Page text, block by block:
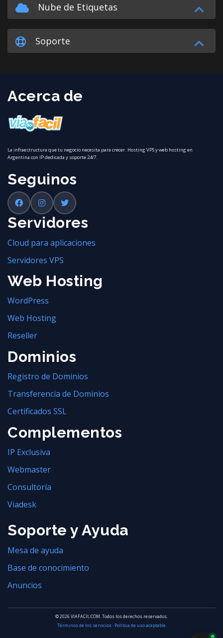
Nube de Etiquetas
Soporte
Acerca de
La infraestructura que tu negocio necesita para crecer. Hosting VPS y web hosting en
Argentina con IP dedicada y soporte 24/7.
Seguinos
Servidores
Cloud para aplicaciones
Servidores VPS
Web Hosting
WordPress
Web Hosting
Reseller
Dominios
Registro de Dominios
Transferencia de Dominios
Certificados SSL
Complementos
IP Exclusiva
Webmaster
Consultoría
Viadesk
Soporte y Ayuda
Mesa de ayuda
Base de conocimiento
Anuncios
© 2026 VIAFACIL.COM. Todos los derechos reservados.
Términos de los servicios· Política de uso aceptable